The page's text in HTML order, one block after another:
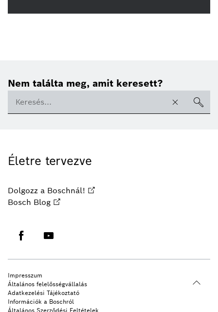
Nem találta meg, amit keresett?
Életre tervezve
Dolgozz a Boschnál!
Bosch Blog
Impresszum
Általános felelősségvállalás
Adatkezelési Tájékoztató
Információk a Boschról
Általános Szerződési Feltételek